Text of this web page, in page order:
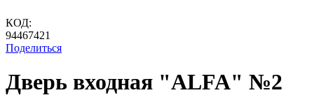
КОД:
94467421
Поделиться
Дверь входная "ALFA" №2